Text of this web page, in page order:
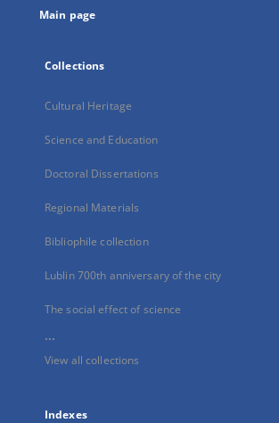
Main page
Collections
Cultural Heritage
Science and Education
Doctoral Dissertations
Regional Materials
Bibliophile collection
Lublin 700th anniversary of the city
The social effect of science
...
View all collections
Indexes